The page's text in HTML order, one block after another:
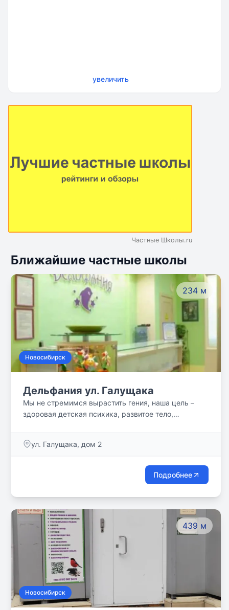
увеличить
Частные Школы.ru
Ближайшие частные школы
234 м
Новосибирск
Дельфания ул. Галущака
Мы не стремимся вырастить гения, наша цель –
здоровая детская психика, развитое тело,
ул. Галущака, дом 2
Подробнее
439 м
Новосибирск